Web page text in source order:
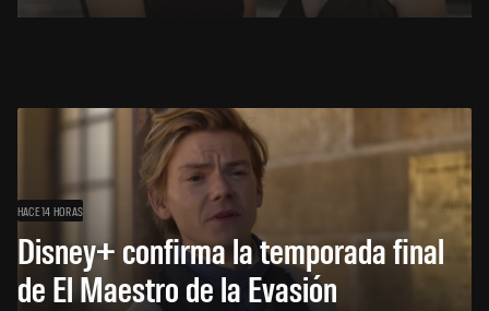
HACE 14 HORAS
Disney+ confirma la temporada final
de El Maestro de la Evasión